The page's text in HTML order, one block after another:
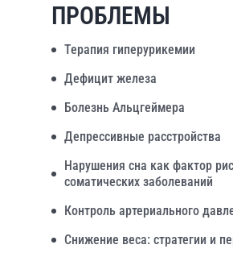
ПРОБЛЕМЫ
Терапия гиперурикемии
Дефицит железа
Болезнь Альцгеймера
Депрессивные расстройства
Нарушения сна как фактор
соматических заболеваний
Контроль артериального
Снижение веса: стратегии и